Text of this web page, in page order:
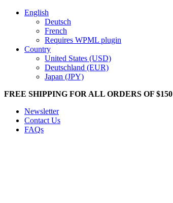
English
Deutsch
French
Requires WPML plugin
Country
United States (USD)
Deutschland (EUR)
Japan (JPY)
FREE SHIPPING FOR ALL ORDERS OF $150
Newsletter
Contact Us
FAQs